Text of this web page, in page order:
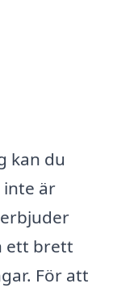
kan du
inte är
ett brett
För att